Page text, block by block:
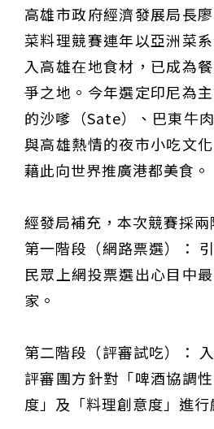
高雄市政府經濟發展局長
菜料理競賽連年以亞洲菜
入高雄在地食材，已成為
爭之地。今年選定印尼為
的沙嗲（Sate）、巴東牛
與高雄熱情的夜市小吃文
藉此向世界推廣港都美食。
經發局補充，本次競賽採兩
第一階段（網路票選）：
民眾上網投票選出心目中
家。
第二階段（評審試吃）：
評審團方針對「啤酒協調
度」及「料理創意度」進行